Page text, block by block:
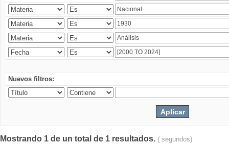
Nuevos filtros:
Mostrando 1 de un total de 1 resultados. ( segundos)